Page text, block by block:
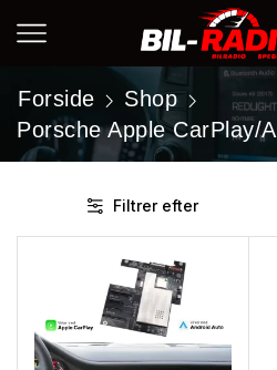
Forside
Shop
Porsche Apple CarPlay/
Filtrer efter